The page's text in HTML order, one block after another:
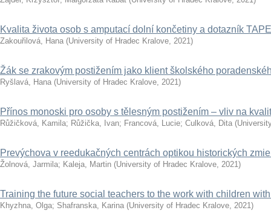
Kvalita života osob s amputací dolní končetiny a dotazník
Zakouřilová, Hana (University of Hradec Kralove, 2021)
Žák se zrakovým postižením jako klient školského
Ryšlavá, Hana (University of Hradec Kralove, 2021)
Přínos monoski pro osoby s tělesným postižením – vliv na
Růžičková, Kamila; Růžička, Ivan; Francová, Lucie; Culková, Dita (
Prevýchova v reedukačných centrách optikou historických
Žolnová, Jarmila; Kaleja, Martin (University of Hradec Kralove, 2021)
Training the future social teachers to the work with children
Khyzhna, Olga; Shafranska, Karina (University of Hradec Kralove, 2021)